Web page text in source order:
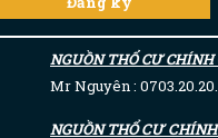
NGUỒN THỔ CƯ
Mr Nguyên :
NGUỒN THỔ CƯ